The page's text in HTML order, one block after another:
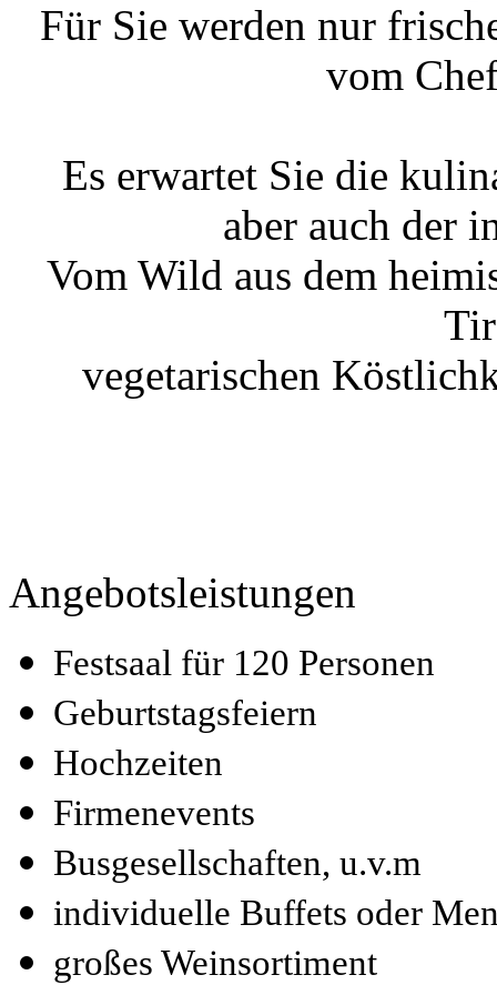
Für Sie werden nur
vom
Es erwartet Sie die
aber auch der
Vom Wild aus dem
vegetarischen
Angebotsleistungen
Festsaal für 120 Personen
Geburtstagsfeiern
Hochzeiten
Firmenevents
Busgesellschaften, u.v.m
individuelle Buffets oder
großes Weinsortiment